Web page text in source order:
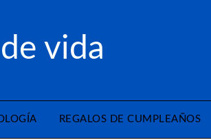
vida
REGALOS DE CUMPLEAÑOS